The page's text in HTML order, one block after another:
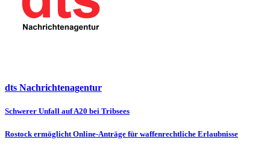
dts Nachrichtenagentur
Beitragsnavigation
Schwerer Unfall auf A20 bei Tribsees
Rostock ermöglicht Online-Anträge für waffenrechtliche Erlaubnisse